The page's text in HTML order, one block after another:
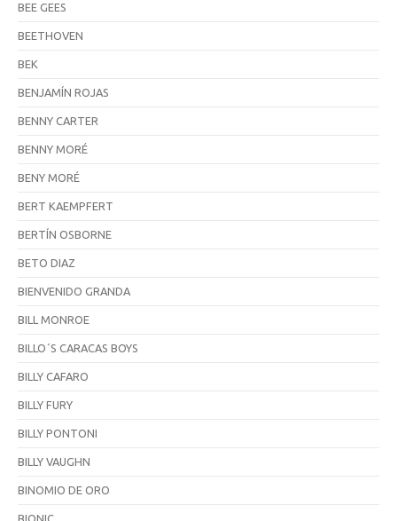
BEE GEES
BEETHOVEN
BEK
BENJAMÍN ROJAS
BENNY CARTER
BENNY MORÉ
BENY MORÉ
BERT KAEMPFERT
BERTÍN OSBORNE
BETO DIAZ
BIENVENIDO GRANDA
BILL MONROE
BILLO´S CARACAS BOYS
BILLY CAFARO
BILLY FURY
BILLY PONTONI
BILLY VAUGHN
BINOMIO DE ORO
BIONIC